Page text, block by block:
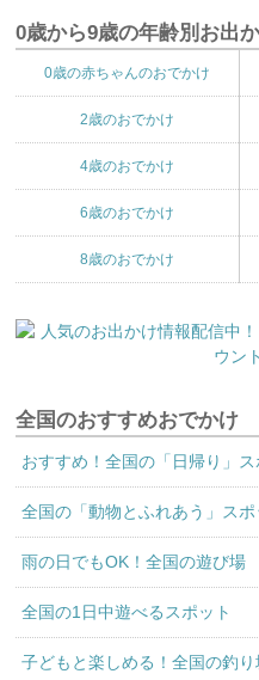
0歳から9歳の年齢別お出
0歳の赤ちゃんのおでかけ
2歳のおでかけ
4歳のおでかけ
6歳のおでかけ
8歳のおでかけ
全国のおすすめおでかけ
おすすめ！全国の「日帰り」ス
全国の「動物とふれあう」スポ
雨の日でもOK！全国の遊び場
全国の1日中遊べるスポット
子どもと楽しめる！全国の釣り